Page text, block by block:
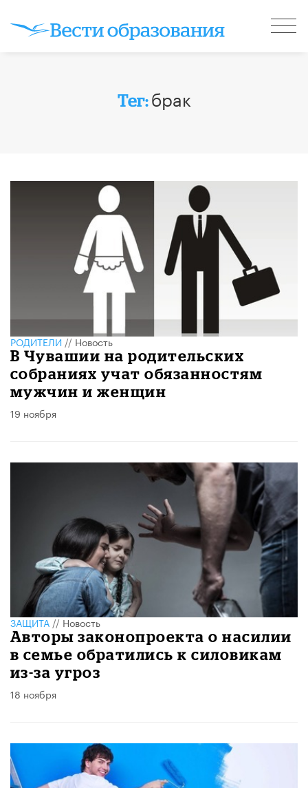
Тег:брак
РОДИТЕЛИ//Новость
В Чувашии на родительских
собраниях учат обязанностям
мужчин и женщин
19 ноября
ЗАЩИТА//Новость
Авторы законопроекта о насилии
в семье обратились к силовикам
из-за угроз
18 ноября